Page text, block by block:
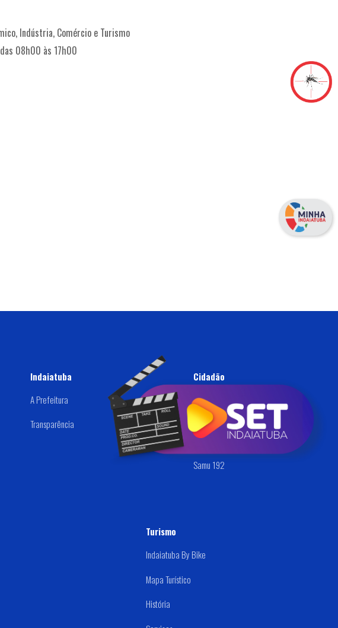
Indústria, Comércio e Turismo
08h00 às 17h00
Indaiatuba
A Prefeitura
Transparência
Cidadão
Ouvidoria
Defesa Civil
Samu 192
Turismo
Indaiatuba By Bike
Mapa Turístico
História